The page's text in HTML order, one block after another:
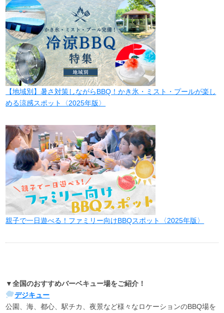
【地域別】暑さ対策しながらBBQ！かき氷・ミスト・プールが楽し
める涼感スポット〈2025年版〉
親子で一日遊べる！ファミリー向けBBQスポット〈2025年版〉
▼全国のおすすめバーベキュー場をご紹介！
デジキュー
公園、海、都心、駅チカ、夜景など様々なロケーションのBBQ場を